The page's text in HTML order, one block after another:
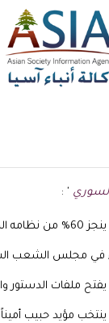
' :
في مجلس الشعب
الدستور
مؤيد حبيب